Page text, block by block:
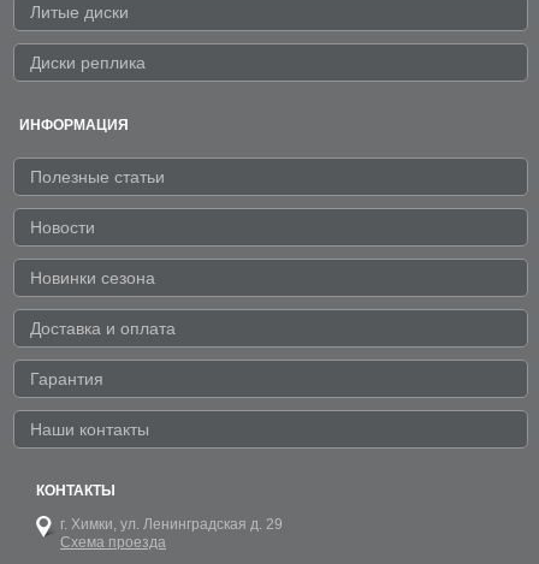
Литые диски
Диски реплика
ИНФОРМАЦИЯ
Полезные статьи
Новости
Новинки сезона
Доставка и оплата
Гарантия
Наши контакты
КОНТАКТЫ
г. Химки, ул. Ленинградская д. 29
Схема проезда